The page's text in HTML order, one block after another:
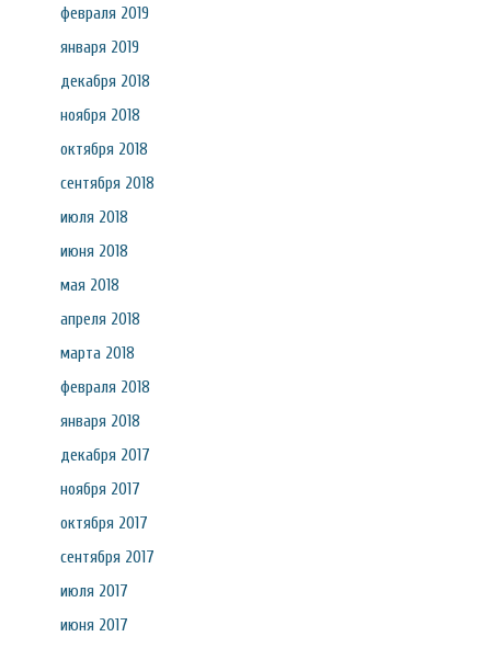
февраля 2019
января 2019
декабря 2018
ноября 2018
октября 2018
сентября 2018
июля 2018
июня 2018
мая 2018
апреля 2018
марта 2018
февраля 2018
января 2018
декабря 2017
ноября 2017
октября 2017
сентября 2017
июля 2017
июня 2017